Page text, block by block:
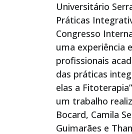
Universitário
Práticas
Congresso
uma experiência
profissionais
das práticas
elas a
um trabalho
Bocard, Camila
Guimarães e